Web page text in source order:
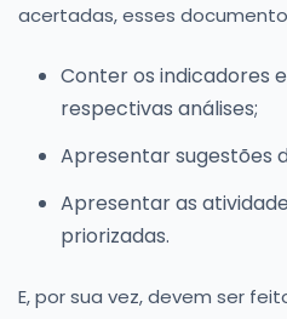
acertadas, esses
Conter os indicadores
respectivas análises;
Apresentar sugestões
Apresentar as
priorizadas.
E, por sua vez, devem ser